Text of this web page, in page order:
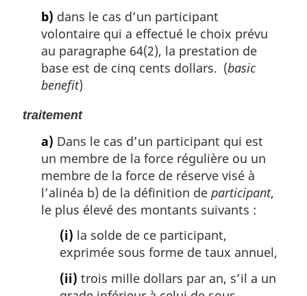
b) dans le cas d’un participant
volontaire qui a effectué le choix prévu
au paragraphe 64(2), la prestation de
base est de cinq cents dollars. (basic
benefit)
traitement
a) Dans le cas d’un participant qui est
un membre de la force régulière ou un
membre de la force de réserve visé à
l’alinéa b) de la définition de participant,
le plus élevé des montants suivants :
(i) la solde de ce participant,
exprimée sous forme de taux annuel,
(ii) trois mille dollars par an, s’il a un